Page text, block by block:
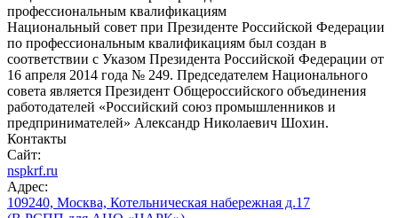
профессиональным квалификациям
Национальный совет при Президенте Российской Федерации
по профессиональным квалификациям был создан в
соответствии с Указом Президента Российской Федерации от
16 апреля 2014 года № 249. Председателем Национального
совета является Президент Общероссийского объединения
работодателей «Российский союз промышленников и
предпринимателей» Александр Николаевич Шохин.
Контакты
Сайт:
nspkrf.ru
Адрес:
109240, Москва, Котельническая набережная д.17